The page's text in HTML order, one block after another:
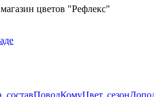
цветов "Рефлекс"
составПоводКомуЦвет, сезон